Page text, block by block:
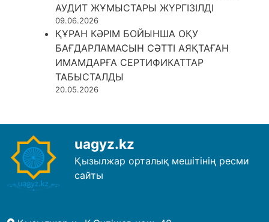
АУДИТ ЖҰМЫСТАРЫ ЖҮРГІЗІЛДІ
09.06.2026
ҚҰРАН КӘРІМ БОЙЫНША ОҚУ
БАҒДАРЛАМАСЫН СӘТТІ АЯҚТАҒАН
ИМАМДАРҒА СЕРТИФИКАТТАР
ТАБЫСТАЛДЫ
20.05.2026
uagyz.kz
Қызылжар орталық мешітінің ресми
сайты